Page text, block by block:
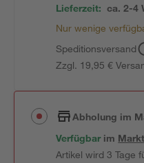
Lieferzeit: ca. 2-4
Nur wenige
Speditionsversand
Zzgl. 19,95 €
Abholung im
Verfügbar im
Artikel wird 3 Tage